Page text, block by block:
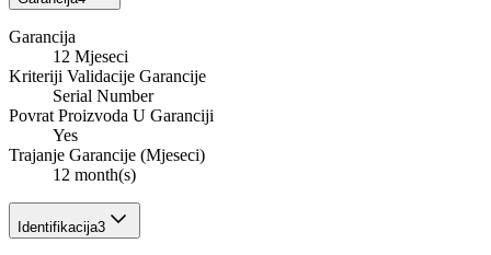
Garancija
12 Mjeseci
Kriteriji Validacije Garancije
Serial Number
Povrat Proizvoda U Garanciji
Yes
Trajanje Garancije (Mjeseci)
12 month(s)
Identifikacija3